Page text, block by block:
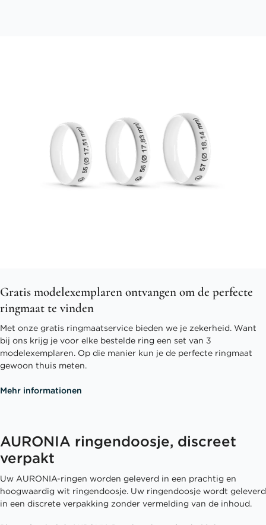
Gratis modelexemplaren ontvangen om de perfecte
ringmaat te vinden
Met onze gratis ringmaatservice bieden we je zekerheid. Want
bij ons krijg je voor elke bestelde ring een set van 3
modelexemplaren. Op die manier kun je de perfecte ringmaat
gewoon thuis meten.
Mehr informationen
AURONIA ringendoosje, discreet
verpakt
Uw AURONIA-ringen worden geleverd in een prachtig en
hoogwaardig wit ringendoosje. Uw ringendoosje wordt geleverd
in een discrete verpakking zonder vermelding van de inhoud.